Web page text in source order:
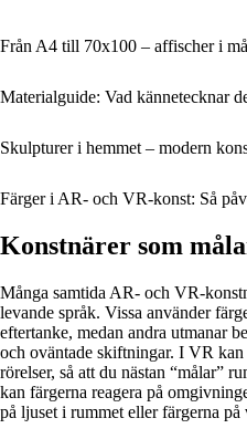
Från A4 till 70x100 – affischer i
Materialguide: Vad kännetecknar
Skulpturer i hemmet – modern
Färger i AR- och VR-konst: Så
Konstnärer som
Många samtida AR- och VR-
levande språk. Vissa använder
eftertanke, medan andra utmanar
och oväntade skiftningar. I VR
rörelser, så att du nästan “målar”
kan färgerna reagera på
på ljuset i rummet eller färgerna på